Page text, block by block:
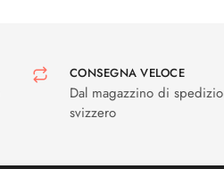
CONSEGNA VELOCE
Dal magazzino di
svizzero